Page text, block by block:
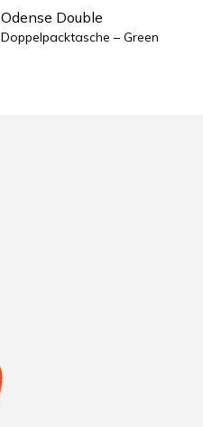
Odense Double
Doppelpacktasche – Green